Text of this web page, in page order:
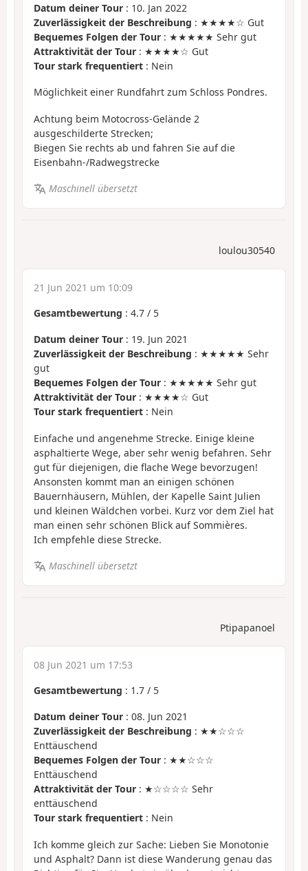
Datum deiner Tour : 10. Jan 2022
Zuverlässigkeit der Beschreibung : ★★★★☆ Gut
Bequemes Folgen der Tour : ★★★★★ Sehr gut
Attraktivität der Tour : ★★★★☆ Gut
Tour stark frequentiert : Nein
Möglichkeit einer Rundfahrt zum Schloss Pondres.
Achtung beim Motocross-Gelände 2
ausgeschilderte Strecken;
Biegen Sie rechts ab und fahren Sie auf die
Eisenbahn-/Radwegstrecke
Maschinell übersetzt
loulou30540
21 Jun 2021 um 10:09
Gesamtbewertung : 4.7 / 5
Datum deiner Tour : 19. Jun 2021
Zuverlässigkeit der Beschreibung : ★★★★★ Sehr
gut
Bequemes Folgen der Tour : ★★★★★ Sehr gut
Attraktivität der Tour : ★★★★☆ Gut
Tour stark frequentiert : Nein
Einfache und angenehme Strecke. Einige kleine
asphaltierte Wege, aber sehr wenig befahren. Sehr
gut für diejenigen, die flache Wege bevorzugen!
Ansonsten kommt man an einigen schönen
Bauernhäusern, Mühlen, der Kapelle Saint Julien
und kleinen Wäldchen vorbei. Kurz vor dem Ziel hat
man einen sehr schönen Blick auf Sommières.
Ich empfehle diese Strecke.
Maschinell übersetzt
Ptipapanoel
08 Jun 2021 um 17:53
Gesamtbewertung : 1.7 / 5
Datum deiner Tour : 08. Jun 2021
Zuverlässigkeit der Beschreibung : ★★☆☆☆
Enttäuschend
Bequemes Folgen der Tour : ★★☆☆☆
Enttäuschend
Attraktivität der Tour : ★☆☆☆☆ Sehr
enttäuschend
Tour stark frequentiert : Nein
Ich komme gleich zur Sache: Lieben Sie Monotonie
und Asphalt? Dann ist diese Wanderung genau das